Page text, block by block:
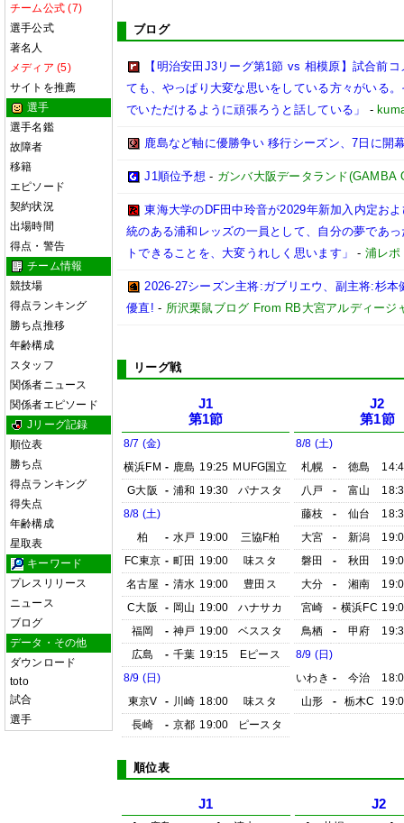
チーム公式 (7)
選手公式
著名人
メディア (5)
サイトを推薦
選手
選手名鑑
故障者
移籍
エピソード
契約状況
出場時間
得点・警告
チーム情報
競技場
得点ランキング
勝ち点推移
年齢構成
スタッフ
関係者ニュース
関係者エピソード
Jリーグ記録
順位表
勝ち点
得点ランキング
得失点
年齢構成
星取表
キーワード
プレスリリース
ニュース
ブログ
データ・その他
ダウンロード
toto
試合
選手
ブログ
【明治安田J3リーグ第1節 vs 相模原】試合前
ても、やっぱり大変な思いをしている方々がいる
でいただけるように頑張ろうと話している」
-
鹿島など軸に優勝争い 移行シーズン、7日に開
J1順位予想 - ガンバ大阪データランド(GAMBA
東海大学のDF田中玲音が2029年新加入内定お
統のある浦和レッズの一員として、自分の夢であ
トできることを、大変うれしく思います」
- 浦レ
2026-27シーズン主将:ガブリエウ、副主将:杉
優直! - 所沢栗鼠ブログ From RB大宮アルディージ
リーグ戦
J1
第1節
8/7 (金)
横浜FM - 鹿島 19:25 MUFG国立
G大阪
- 浦和 19:30
パナスタ
8/8 (土)
柏
- 水戸 19:00
三協F柏
FC東京 - 町田 19:00
味スタ
名古屋 - 清水 19:00
豊田ス
C大阪
- 岡山 19:00
ハナサカ
福岡
- 神戸 19:00
ベススタ
広島
- 千葉 19:15
Eピース
8/9 (日)
東京V
- 川崎 18:00
味スタ
長崎
- 京都 19:00 ピースタ
J2
第1節
8/8 (土)
札幌
- 徳島
八戸
- 富山
藤枝
- 仙台
大宮
- 新潟
磐田
- 秋田
大分
- 湘南
宮崎
- 横浜FC
鳥栖
- 甲府
8/9 (日)
いわき - 今治
山形
- 栃木C
順位表
J1 J2